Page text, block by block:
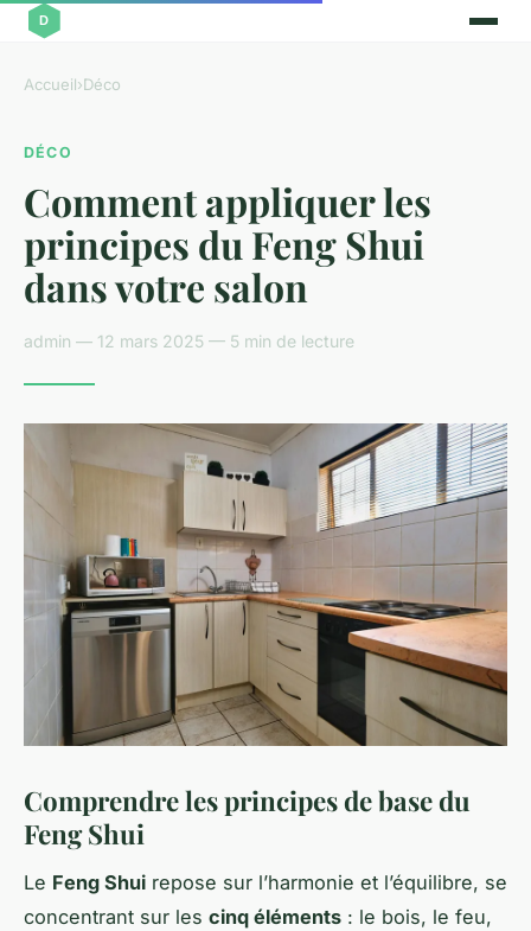
Accueil›Déco
DÉCO
Comment appliquer les
principes du Feng Shui
dans votre salon
admin — 12 mars 2025 — 5 min de lecture
Comprendre les principes de base du
Feng Shui
Le Feng Shui repose sur l’harmonie et l’équilibre, se
concentrant sur les cinq éléments : le bois, le feu,